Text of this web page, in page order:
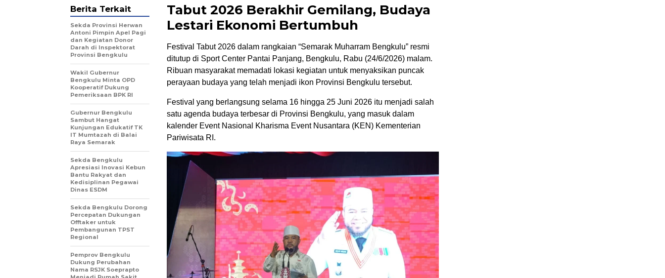
Tabut 2026 Berakhir Gemilang, Budaya
Lestari Ekonomi Bertumbuh
Festival Tabut 2026 dalam rangkaian “Semarak Muharram Bengkulu” resmi
ditutup di Sport Center Pantai Panjang, Bengkulu, Rabu (24/6/2026) malam.
Ribuan masyarakat memadati lokasi kegiatan untuk menyaksikan puncak
perayaan budaya yang telah menjadi ikon Provinsi Bengkulu tersebut.
Festival yang berlangsung selama 16 hingga 25 Juni 2026 itu menjadi salah
satu agenda budaya terbesar di Provinsi Bengkulu, yang masuk dalam
kalender Event Nasional Kharisma Event Nusantara (KEN) Kementerian
Pariwisata RI.
Berita Terkait
Sekda Provinsi Herwan
Antoni Pimpin Apel Pagi
dan Kegiatan Donor
Darah di Inspektorat
Provinsi Bengkulu
Wakil Gubernur
Bengkulu Minta OPD
Kooperatif Dukung
Pemeriksaan BPK RI
Gubernur Bengkulu
Sambut Hangat
Kunjungan Edukatif TK
IT Mumtazah di Balai
Raya Semarak
Sekda Bengkulu
Apresiasi Inovasi Kebun
Bantu Rakyat dan
Kedisiplinan Pegawai
Dinas ESDM
Sekda Bengkulu Dorong
Percepatan Dukungan
Offtaker untuk
Pembangunan TPST
Regional
Pemprov Bengkulu
Dukung Perubahan
Nama RSJK Soeprapto